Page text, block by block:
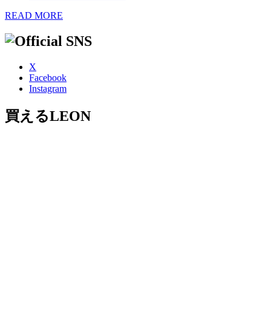
READ MORE
X
Facebook
Instagram
買えるLEON